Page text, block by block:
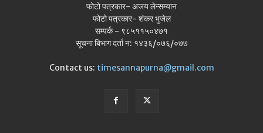
फोटो पत्रकार- अजय लेन्सम्यान
फोटो पत्रकार- शंकर भुजेल
सम्पर्क - ९८५११५०४७१
सूचना बिभाग दर्ता न: १४३६/०७६/०७७
Contact us: timesannapurna@gmail.com